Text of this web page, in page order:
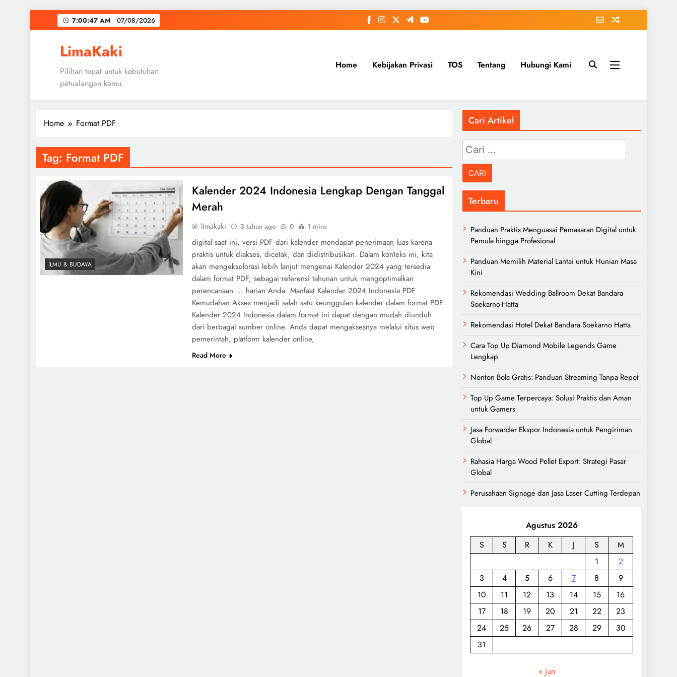
to
7:00:47 AM 07/08/2026
LimaKaki
Pilihan tepat untuk kebutuhan
petualangan kamu.
Home Kebijakan Privasi TOS Tentang Hubungi Kami
Home Format PDF
Tag: Format PDF
ILMU & BUDAYA
Kalender 2024 Indonesia Lengkap Dengan Tanggal
Merah
limakaki 3 tahun ago 0 1 mins
digital saat ini, versi PDF dari kalender mendapat penerimaan luas karena
praktis untuk diakses, dicetak, dan didistribusikan. Dalam konteks ini, kita
akan mengeksplorasi lebih lanjut mengenai Kalender 2024 yang tersedia
dalam format PDF, sebagai referensi tahunan untuk mengoptimalkan
perencanaan ... harian Anda. Manfaat Kalender 2024 Indonesia PDF
Kemudahan Akses menjadi salah satu keunggulan kalender dalam format PDF.
Kalender 2024 Indonesia dalam format ini dapat dengan mudah diunduh
dari berbagai sumber online. Anda dapat mengaksesnya melalui situs web
pemerintah, platform kalender online,
Read More
Cari Artikel
Cari
untuk:
Terbaru
Panduan Praktis Menguasai Pemasaran Digital untuk
Pemula hingga Profesional
Panduan Memilih Material Lantai untuk Hunian Masa
Kini
Rekomendasi Wedding Ballroom Dekat Bandara
Soekarno-Hatta
Rekomendasi Hotel Dekat Bandara Soekarno Hatta
Cara Top Up Diamond Mobile Legends Game
Lengkap
Nonton Bola Gratis: Panduan Streaming Tanpa Repot
Top Up Game Terpercaya: Solusi Praktis dan Aman
untuk Gamers
Jasa Forwarder Ekspor Indonesia untuk Pengiriman
Global
Rahasia Harga Wood Pellet Export: Strategi Pasar
Global
Perusahaan Signage dan Jasa Laser Cutting Terdepan
Agustus 2026
S
S R K J S
M
1
2
3
4 5 6 7 8
9
10
11 12 13 14 15
16
17
18 19 20 21 22
23
24
25 26 27 28 29
30
31
« Jun